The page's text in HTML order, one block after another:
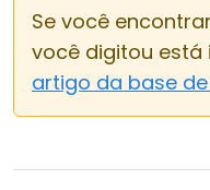
Se você
você digitou está
artigo da base